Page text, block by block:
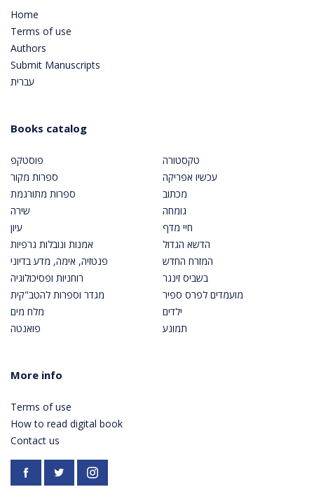
Home
Terms of use
Authors
Submit Manuscripts
עברית
Books catalog
פוסטקפ
ספרות מקור
ספרות מתורגמת
שירה
עיון
אמנות ונובלות גרפיות
פנטזיה, אימה, מדע בדיוני
רוחניות ופסיכולוגיה
מגדר וספרות להטב"קית
מלח מים
פואנטה
טקסטורה
עכשיו אפריקה
מכתוב
גומחה
חיי מדף
הדשא הגדול
המזרח החדש
בשביס זינגר
מועמדים לפרס ספיר
ילדים
תמונע
More info
Terms of use
How to read digital book
Contact us
Facebookhttps://twitter.com/PardesPublish
Instagram